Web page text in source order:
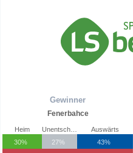
Gewinner
Fenerbahce
Heim
30%
Unentschieden
27%
Auswärts
43%